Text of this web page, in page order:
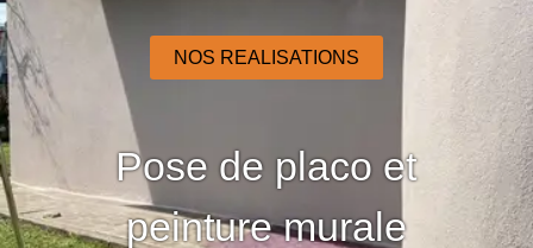
NOS REALISATIONS
Pose de placo et
peinture murale